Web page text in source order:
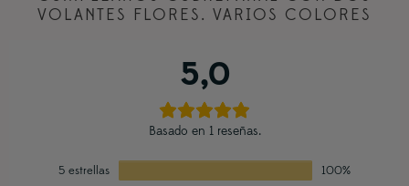
VOLANTES FLORES. VARIOS COLORES
5,0
Basado en 1 reseñas.
5 estrellas
100%